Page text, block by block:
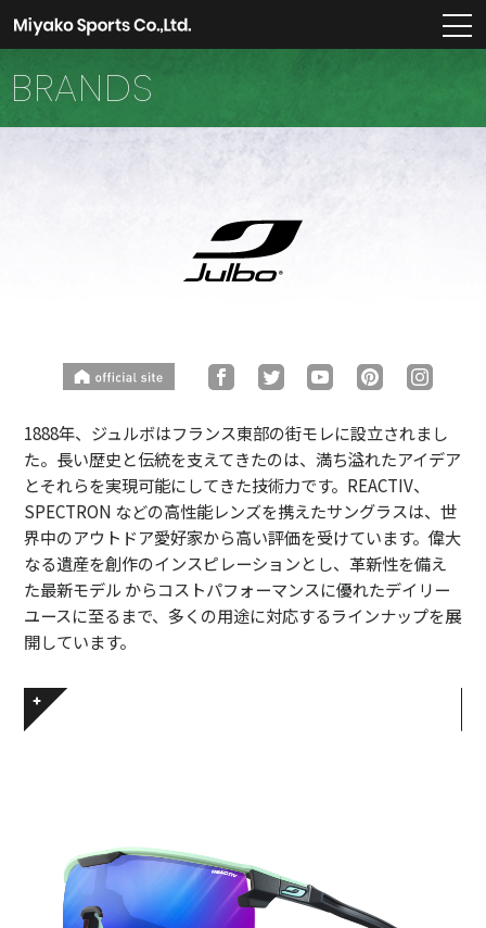
BRANDS
1888年、ジュルボはフランス東部の街モレに設立されまし
た。長い歴史と伝統を支えてきたのは、満ち溢れたアイデア
とそれらを実現可能にしてきた技術力です。REACTIV、
SPECTRON などの高性能レンズを携えたサングラスは、世
界中のアウトドア愛好家から高い評価を受けています。偉大
なる遺産を創作のインスピレーションとし、革新性を備え
た最新モデル からコストパフォーマンスに優れたデイリー
ユースに至るまで、多くの用途に対応するラインナップを展
開しています。